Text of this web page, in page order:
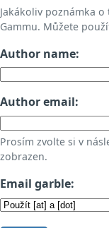
Jakákoliv poznámka
Gammu. Můžete
Author name:
Author email:
Prosím zvolte si v
zobrazen.
Email garble: